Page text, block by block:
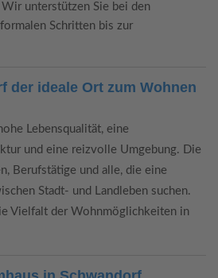
Wir unterstützen Sie bei den
Schritten bis zur
der ideale Ort zum Wohnen
Lebensqualität, eine
und eine reizvolle Umgebung. Die
Berufstätige und alle, die eine
Stadt- und Landleben suchen.
Vielfalt der Wohnmöglichkeiten in